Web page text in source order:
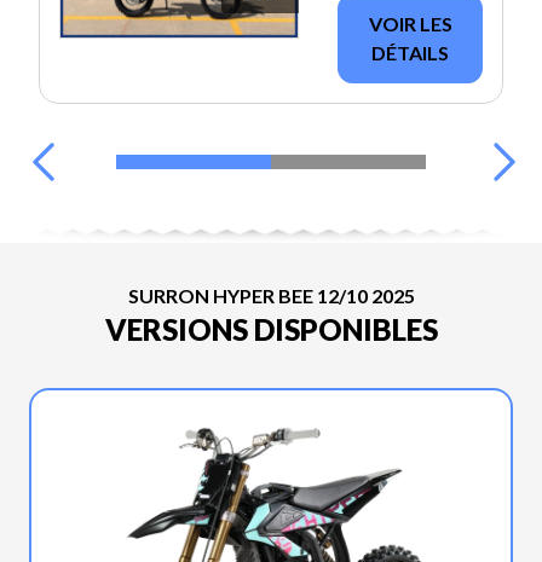
VOIR LES
DÉTAILS
SURRON HYPER BEE 12/10 2025
VERSIONS DISPONIBLES